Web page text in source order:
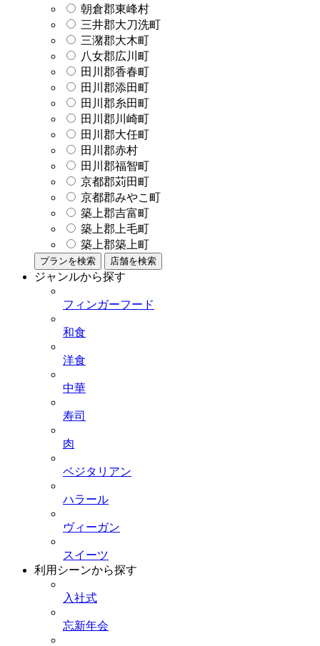
朝倉郡東峰村
三井郡大刀洗町
三潴郡大木町
八女郡広川町
田川郡香春町
田川郡添田町
田川郡糸田町
田川郡川崎町
田川郡大任町
田川郡赤村
田川郡福智町
京都郡苅田町
京都郡みやこ町
築上郡吉富町
築上郡上毛町
築上郡築上町
プランを検索 店舗を検索
ジャンルから探す
フィンガーフード
和食
洋食
中華
寿司
肉
ベジタリアン
ハラール
ヴィーガン
スイーツ
利用シーンから探す
入社式
忘新年会